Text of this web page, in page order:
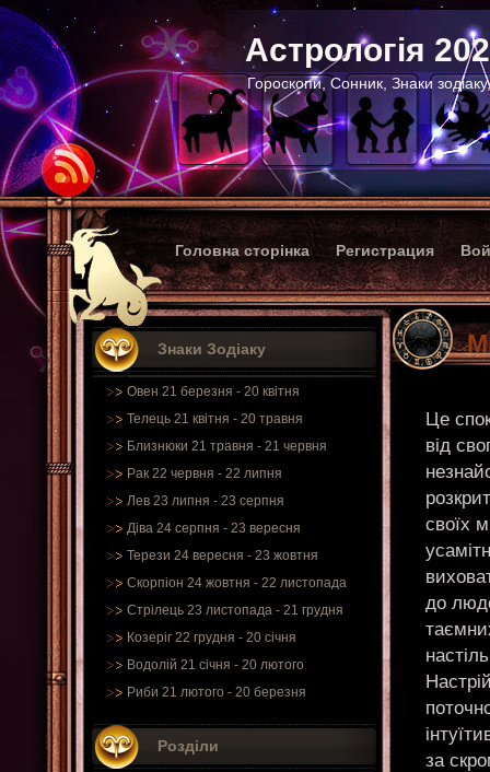
Астрологія
Гороскопи, Сонник, Знаки
Головна сторінка Регистрация
Знаки Зодіаку
Овен 21 березня - 20 квітня
Телець 21 квітня - 20 травня
Близнюки 21 травня - 21 червня
Рак 22 червня - 22 липня
Лев 23 липня - 23 серпня
Діва 24 серпня - 23 вересня
Терези 24 вересня - 23 жовтня
Скорпіон 24 жовтня - 22 листопада
Стрілець 23 листопада - 21 грудня
Козеріг 22 грудня - 20 січня
Водолій 21 січня - 20 лютого
Риби 21 лютого - 20 березня
Розділи
Це
від
своїх
до
за